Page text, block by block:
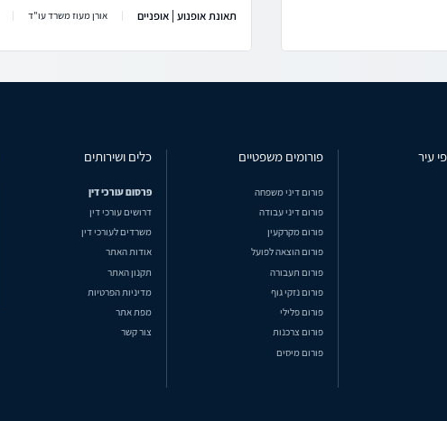
תאונת אופנוע | אופניים אורן מעוז משרד עו"ד
עיר פורומים משפטיים
פורום דיני משפחה
פורום דיני עבודה
פורום מקרקעין
פורום הוצאה לפועל
פורום תעבורה
פורום נזקי גוף
פורום פלילי
פורום צרכנות
פורום מיסים
כלים ושירותים
פרסום עורכי דין
דרושים עורכי דין
משרדים לעורכי דין
אודות האתר
תקנון האתר
מדיניות הפרטיות
מפת אתר
צור קשר